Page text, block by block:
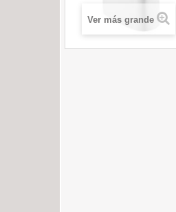
Ver más grande